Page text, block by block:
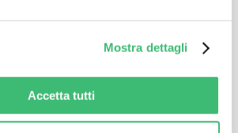
Mostra dettagli
Accetta tutti